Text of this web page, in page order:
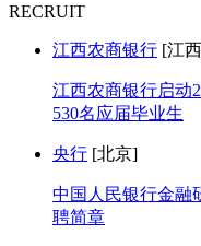
RECRUIT
江西农商银行 [江
江西农商银行启动
530名应届毕业生
央行 [北京]
中国人民银行金融
聘简章